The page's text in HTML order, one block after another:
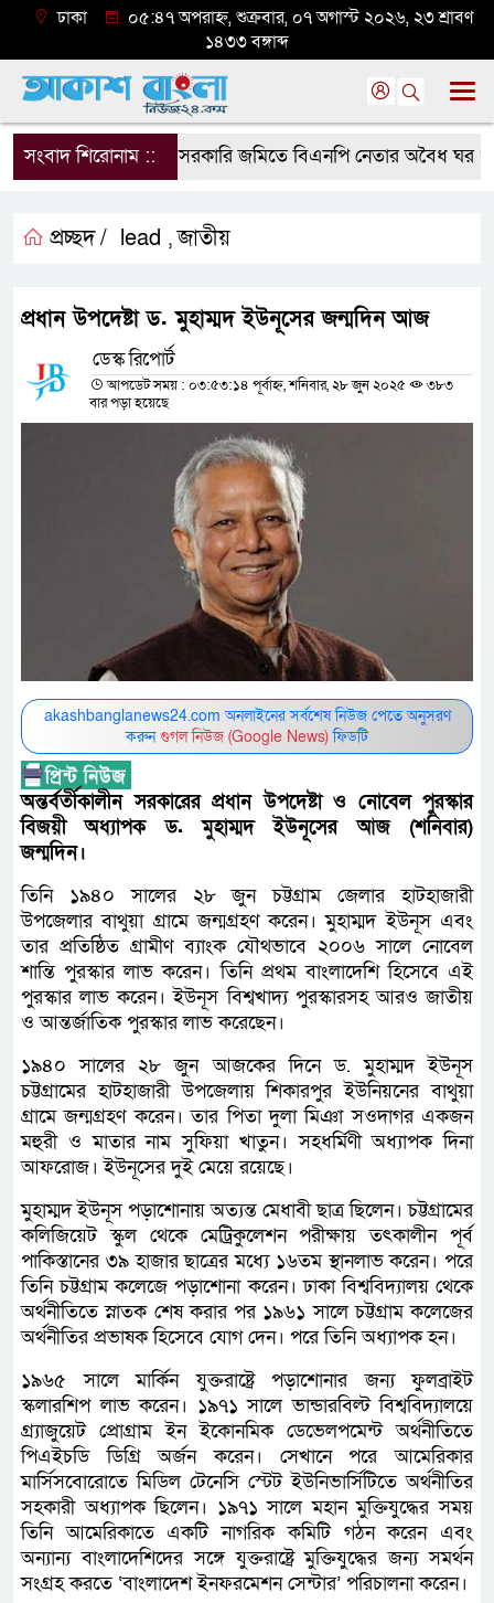
ঢাকা
০৫:৪৭ অপরাহ্ন, শুক্রবার, ০৭ অগাস্ট ২০২৬, ২৩ শ্রাবণ
১৪৩৩ বঙ্গাব্দ
সংবাদ শিরোনাম ::সরকারি জমিতে বিএনপি নেতার অবৈধ ঘর
প্রচ্ছদ / lead ,জাতীয়
প্রধান উপদেষ্টা ড. মুহাম্মদ ইউনূসের জন্মদিন আজ
ডেস্ক রিপোর্ট
আপডেট সময় : ০৩:৫৩:১৪ পূর্বাহ্ন, শনিবার, ২৮ জুন ২০২৫
৩৮৩
বার পড়া হয়েছে
akashbanglanews24.com অনলাইনের সর্বশেষ নিউজ পেতে অনুসরণ
করুনগুগল নিউজ (Google News)ফিডটি
অন্তর্বর্তীকালীন সরকারের প্রধান উপদেষ্টা ও নোবেল পুরস্কার
বিজয়ী অধ্যাপক ড. মুহাম্মদ ইউনূসের আজ (শনিবার)
জন্মদিন।
তিনি ১৯৪০ সালের ২৮ জুন চট্টগ্রাম জেলার হাটহাজারী
উপজেলার বাথুয়া গ্রামে জন্মগ্রহণ করেন। মুহাম্মদ ইউনূস এবং
তার প্রতিষ্ঠিত গ্রামীণ ব্যাংক যৌথভাবে ২০০৬ সালে নোবেল
শান্তি পুরস্কার লাভ করেন। তিনি প্রথম বাংলাদেশি হিসেবে এই
পুরস্কার লাভ করেন। ইউনূস বিশ্বখাদ্য পুরস্কারসহ আরও জাতীয়
ও আন্তর্জাতিক পুরস্কার লাভ করেছেন।
১৯৪০ সালের ২৮ জুন আজকের দিনে ড. মুহাম্মদ ইউনূস
চট্টগ্রামের হাটহাজারী উপজেলায় শিকারপুর ইউনিয়নের বাথুয়া
গ্রামে জন্মগ্রহণ করেন। তার পিতা দুলা মিঞা সওদাগর একজন
মহুরী ও মাতার নাম সুফিয়া খাতুন। সহধর্মিণী অধ্যাপক দিনা
আফরোজ। ইউনূসের দুই মেয়ে রয়েছে।
মুহাম্মদ ইউনূস পড়াশোনায় অত্যন্ত মেধাবী ছাত্র ছিলেন। চট্টগ্রামের
কলিজিয়েট স্কুল থেকে মেট্রিকুলেশন পরীক্ষায় তৎকালীন পূর্ব
পাকিস্তানের ৩৯ হাজার ছাত্রের মধ্যে ১৬তম স্থানলাভ করেন। পরে
তিনি চট্টগ্রাম কলেজে পড়াশোনা করেন। ঢাকা বিশ্ববিদ্যালয় থেকে
অর্থনীতিতে স্নাতক শেষ করার পর ১৯৬১ সালে চট্টগ্রাম কলেজের
অর্থনীতির প্রভাষক হিসেবে যোগ দেন। পরে তিনি অধ্যাপক হন।
১৯৬৫ সালে মার্কিন যুক্তরাষ্ট্রে পড়াশোনার জন্য ফুলব্রাইট
স্কলারশিপ লাভ করেন। ১৯৭১ সালে ভান্ডারবিল্ট বিশ্ববিদ্যালয়ে
গ্র্যাজুয়েট প্রোগ্রাম ইন ইকোনমিক ডেভেলপমেন্ট অর্থনীতিতে
পিএইচডি ডিগ্রি অর্জন করেন। সেখানে পরে আমেরিকার
মার্সিসবোরোতে মিডিল টেনেসি স্টেট ইউনিভার্সিটিতে অর্থনীতির
সহকারী অধ্যাপক ছিলেন। ১৯৭১ সালে মহান মুক্তিযুদ্ধের সময়
তিনি আমেরিকাতে একটি নাগরিক কমিটি গঠন করেন এবং
অন্যান্য বাংলাদেশিদের সঙ্গে যুক্তরাষ্ট্রে মুক্তিযুদ্ধের জন্য সমর্থন
সংগ্রহ করতে ‘বাংলাদেশ ইনফরমেশন সেন্টার’ পরিচালনা করেন।